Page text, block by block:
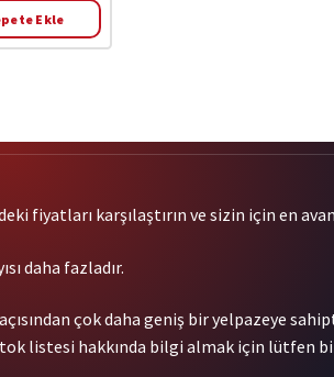
Ekle
fiyatları karşılaştırın ve sizin için en
daha fazladır.
çok daha geniş bir yelpazeye
listesi hakkında bilgi almak için lütfen